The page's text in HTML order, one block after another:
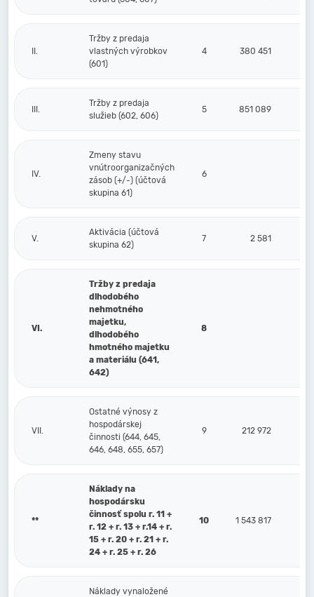
II.
Tržby z predaja
vlastných výrobkov
(601)
4 380 451
III.
Tržby z predaja
služieb (602, 606)
5 851 089
IV.
Zmeny stavu
vnútroorganizačných
zásob (+/-) (účtová
skupina 61)
6
V.
Aktivácia (účtová
skupina 62)
7 2 581
VI.
Tržby z predaja
dlhodobého
nehmotného
majetku,
dlhodobého
hmotného majetku
a materiálu (641,
642)
8
VII.
Ostatné výnosy z
hospodárskej
činnosti (644, 645,
646, 648, 655, 657)
9 212 972
**
Náklady na
hospodársku
činnosť spolu r. 11 +
r. 12 + r. 13 + r.14 + r.
15 + r. 20 + r. 21 + r.
24 + r. 25 + r. 26
10 1 543 817
Náklady vynaložené